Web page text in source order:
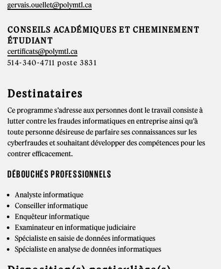
gervais.ouellet@polymtl.ca
CONSEILS ACADÉMIQUES ET CHEMINEMENT
ÉTUDIANT
certificats@polymtl.ca
514-340-4711 poste 3831
Destinataires
Ce programme s’adresse aux personnes dont le travail consiste à
lutter contre les fraudes informatiques en entreprise ainsi qu’à
toute personne désireuse de parfaire ses connaissances sur les
cyberfraudes et souhaitant développer des compétences pour les
contrer efficacement.
DÉBOUCHÉS PROFESSIONNELS
Analyste informatique
Conseiller informatique
Enquêteur informatique
Examinateur en informatique judiciaire
Spécialiste en saisie de données informatiques
Spécialiste en analyse de données informatiques